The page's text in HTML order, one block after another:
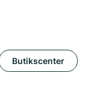
Butikscenter